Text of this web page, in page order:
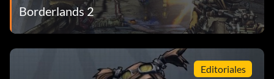
Borderlands 2
Editoriales